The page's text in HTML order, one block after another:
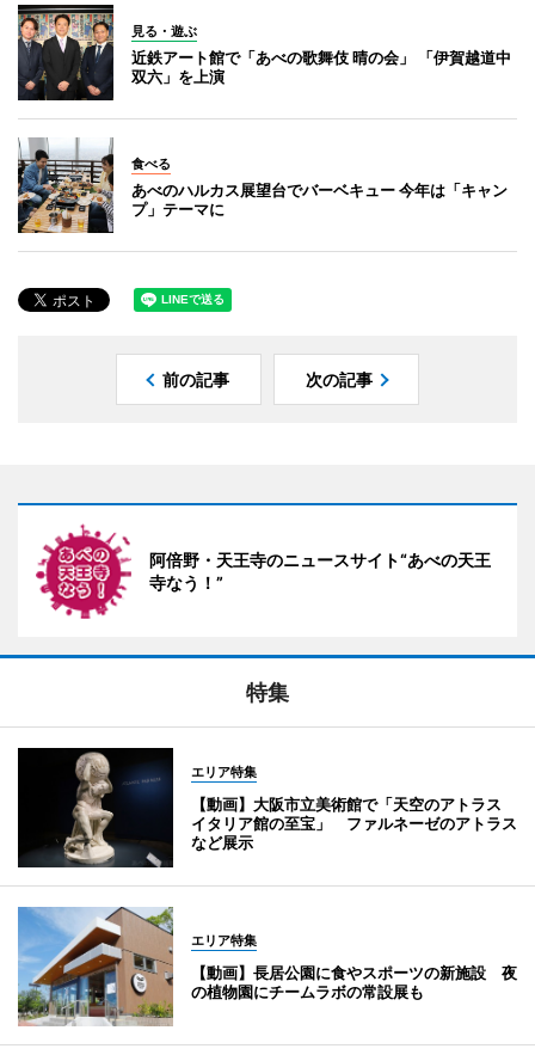
見る・遊ぶ
近鉄アート館で「あべの歌舞伎 晴の会」 「伊賀越道中
双六」を上演
食べる
あべのハルカス展望台でバーベキュー 今年は「キャン
プ」テーマに
前の記事 次の記事
阿倍野・天王寺のニュースサイト“あべの天王
寺なう！”
特集
エリア特集
【動画】大阪市立美術館で「天空のアトラス
イタリア館の至宝」 ファルネーゼのアトラス
など展示
エリア特集
【動画】長居公園に食やスポーツの新施設 夜
の植物園にチームラボの常設展も